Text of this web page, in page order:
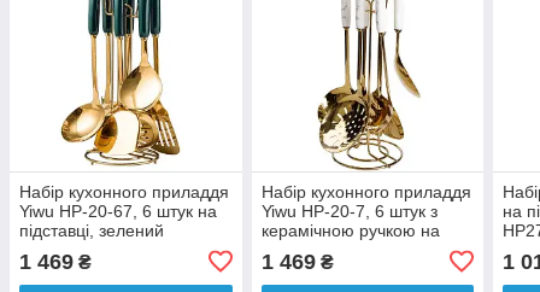
Набір кухонного приладдя
Yiwu HP-20-67, 6 штук на
підставці, зелений
1 469 ₴
Набір кухонного приладдя
Yiwu HP-20-7, 6 штук з
керамічною ручкою на
1 469₴
на
1